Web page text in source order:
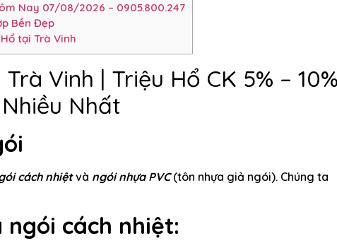
Nay 07/08/2026 – 0905.800.247
Bền Đẹp
tại Trà Vinh
Vinh | Triệu Hổ CK 5% – 10%
Nhiều Nhất
cách nhiệtvà ngói nhựa PVC(tôn nhựa giả ngói). Chúng ta
cách nhiệt: